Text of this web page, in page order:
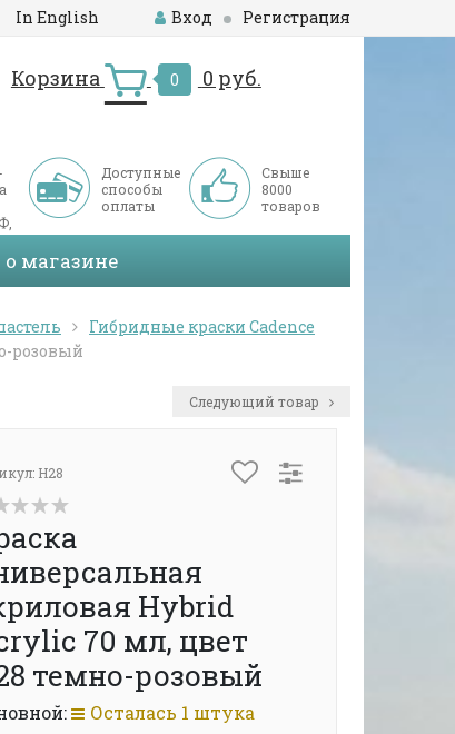
In English Вход Регистрация
Корзина 0 0 руб.
Доступные
способы
оплаты
Свыше
8000
товаров
магазине
Гибридные краски Cadence
розовый
Следующий товар
H28
Hybrid
70 мл, цвет
темно-розовый
Осталась 1 штука